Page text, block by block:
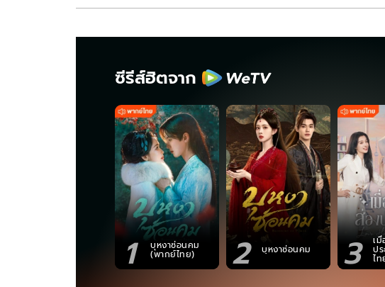
ซีรีส์ฮิตจาก
1 บุหงาซ่อนคม
(พากย์ไทย) 2 บุหงาซ่อนคม 3 เ
ป
ไ